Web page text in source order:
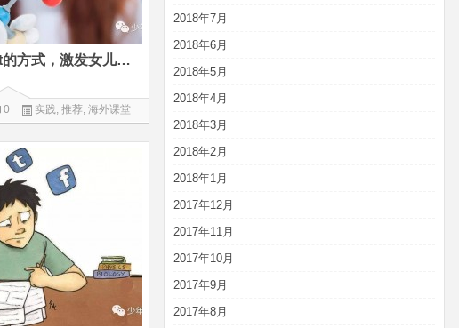
2018年7月
2018年6月
2018年5月
2018年4月
2018年3月
2018年2月
2018年1月
2017年12月
2017年11月
2017年10月
2017年9月
2017年8月
如何用一种最sweet的方式，激发女儿对科学的兴趣？
0 实践, 推荐, 海外课堂